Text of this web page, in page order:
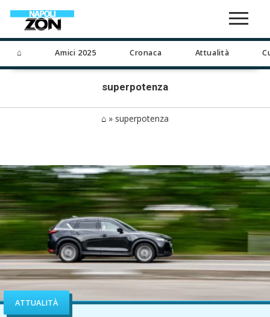
⌂ Amici 2025 Cronaca Attualità
superpotenza
⌂ » superpotenza
ATTUALITÀ